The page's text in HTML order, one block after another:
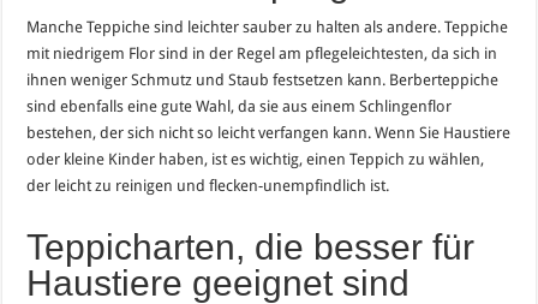
Manche Teppiche sind leichter sauber zu halten als andere. Teppiche
mit niedrigem Flor sind in der Regel am pflegeleichtesten, da sich in
ihnen weniger Schmutz und Staub festsetzen kann. Berberteppiche
sind ebenfalls eine gute Wahl, da sie aus einem Schlingenflor
bestehen, der sich nicht so leicht verfangen kann. Wenn Sie Haustiere
oder kleine Kinder haben, ist es wichtig, einen Teppich zu wählen,
der leicht zu reinigen und flecken-unempfindlich ist.
Teppicharten, die besser für
Haustiere geeignet sind